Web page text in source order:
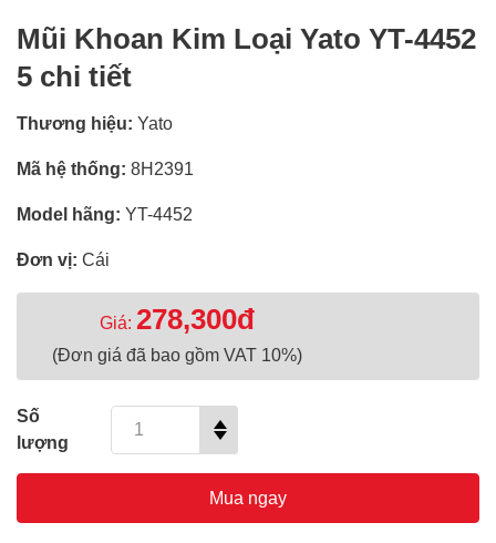
Mũi Khoan Kim Loại Yato YT-4452
5 chi tiết
Thương hiệu: Yato
Mã hệ thống: 8H2391
Model hãng: YT-4452
Đơn vị: Cái
Giá: 278,300đ
(Đơn giá đã bao gồm VAT 10%)
Số
lượng
Mua ngay